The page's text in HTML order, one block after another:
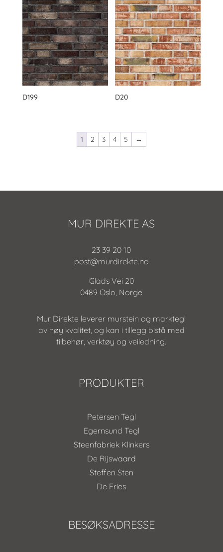
D199 D20
1 2 3 4 5 →
MUR DIREKTE AS
23 39 20 10
post@murdirekte.no
Glads Vei 20
0489 Oslo, Norge
Mur Direkte leverer murstein og marktegl
av høy kvalitet, og kan i tillegg bistå med
tilbehør, verktøy og veiledning.
PRODUKTER
Petersen Tegl
Egernsund Tegl
Steenfabriek Klinkers
De Rijswaard
Steffen Sten
De Fries
BESØKSADRESSE